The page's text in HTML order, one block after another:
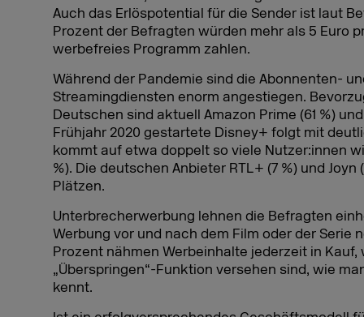
Auch das Erlöspotential für die Sender ist laut
Prozent der Befragten würden mehr als 5 Euro
werbefreies Programm zahlen.
Während der Pandemie sind die Abonnenten-
Streamingdiensten enorm angestiegen.
Deutschen sind aktuell Amazon Prime (61 %)
Frühjahr 2020 gestartete Disney+ folgt mit
kommt auf etwa doppelt so viele Nutzer:innen
%). Die deutschen Anbieter RTL+ (7 %) und
Plätzen.
Unterbrecherwerbung lehnen die Befragten
Werbung vor und nach dem Film oder der Serie
Prozent nähmen Werbeinhalte jederzeit in
„Überspringen“-Funktion versehen sind, wie
kennt.